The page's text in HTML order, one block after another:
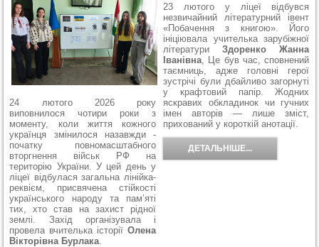
24 лютого 2026 року
виповнилося чотири роки з
моменту, коли життя кожного
українця змінилося назавжди -
початку повномасштабного
вторгнення військ РФ на
територію України. У цей день у
ліцеї відбулася загальна лінійка-
реквієм, присвячена стійкості
українського народу та пам’яті
тих, хто став на захист рідної
землі. Захід організувала і
провела вчителька історії Олена
Вікторівна Бурлака
23 лютого у ліцеї відбувся
незвичайний літературний івент
«Побачення з книгою». Його
ініціювала учителька зарубіжної
літературиЗдоренко Жанна
Іванівна, Це був час, сповнений
таємниць, адже головні герої
зустрічі були дбайливо загорнуті
у крафтовий папір. Жодних
яскравих обкладинок чи гучних
імен авторів — лише зміст,
прихований у короткій анотації.
ДЕТАЛЬНІШЕ...